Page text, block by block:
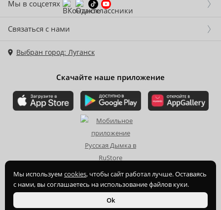
Мы используем cookies, чтобы сайт работал лучше. Оставаясь
с нами, вы соглашаетесь на использование файлов куки.
Ok
Мы в соцсетях
Связаться с нами
Выбран город: Луганск
Скачайте наше приложение
2015-2026© ООО Торгово-производственная компания Ханхи,
ОГРН 1164350070720